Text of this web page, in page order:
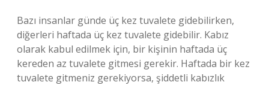
Bazı insanlar günde üç kez tuvalete gidebilirken,
diğerleri haftada üç kez tuvalete gidebilir. Kabız
olarak kabul edilmek için, bir kişinin haftada üç
kereden az tuvalete gitmesi gerekir. Haftada bir kez
tuvalete gitmeniz gerekiyorsa, şiddetli kabızlık